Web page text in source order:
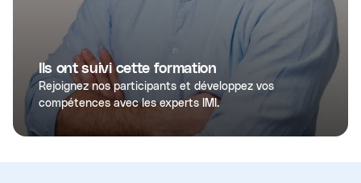
Ils ont suivi cette formation
Rejoignez nos participants et développez vos
compétences avec les experts IMI.